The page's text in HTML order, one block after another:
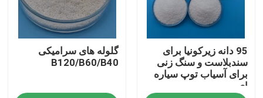
دربارهی ما
کارخانه تور
کنترل کیفیت
95 دانه زیرکونیا برای
سندبلاست و سنگ زنی
برای آسیاب توپ سیاره
ای
گلوله های سرامیکی
B120/B60/B40